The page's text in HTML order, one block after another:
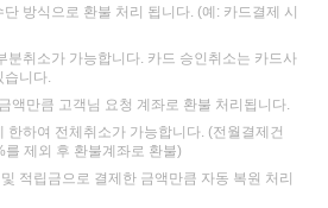
방식으로 환불 처리 됩니다. (예: 카드결제 시
분취소가 가능합니다. 카드 승인취소는 카드사
습니다.
액만큼 고객님 요청 계좌로 환불 처리됩니다.
한하여 전체취소가 가능합니다. (전월결제건
제외 후 환불계좌로 환불)
적립금으로 결제한 금액만큼 자동 복원 처리